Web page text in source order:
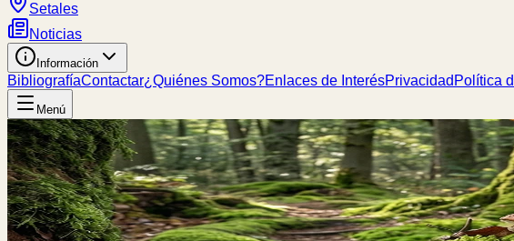
Setales
Noticias
Información
BibliografíaContactar¿Quiénes Somos?Enlaces de InterésPrivacidad Política
Menú